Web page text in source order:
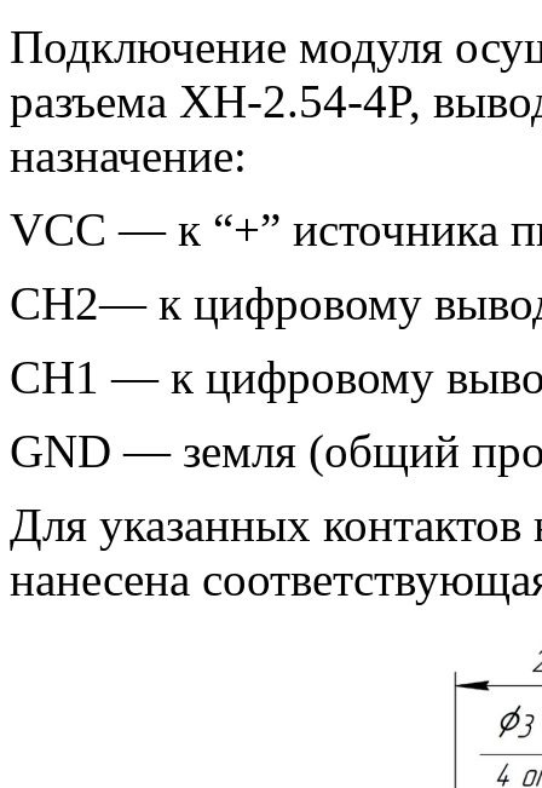
Подключение модуля
разъема XH-2.54-4P,
назначение:
VCC — к “+” источника
CH2— к цифровому
CH1 — к цифровому
GND — земля (общий
Для указанных
нанесена